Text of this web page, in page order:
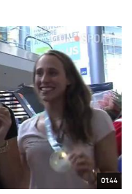
01:44